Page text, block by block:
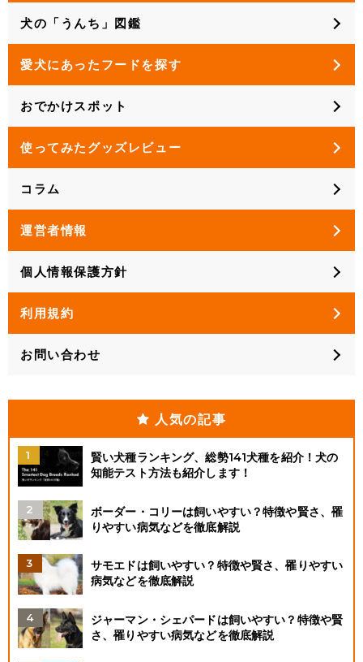
犬の「うんち」図鑑
愛犬にあったフードを探す
おでかけスポット
使ってみたグッズレビュー
コラム
運営者情報
個人情報保護方針
利用規約
お問い合わせ
人気の記事
賢い犬種ランキング、総勢141犬種を紹介！犬の
知能テスト方法も紹介します！
ボーダー・コリーは飼いやすい？特徴や賢さ、罹
りやすい病気などを徹底解説
サモエドは飼いやすい？特徴や賢さ、罹りやすい
病気などを徹底解説
ジャーマン・シェパードは飼いやすい？特徴や賢
さ、罹りやすい病気などを徹底解説